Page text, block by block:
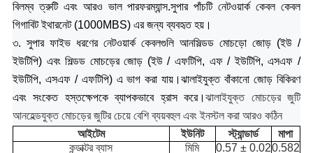
বিলম্ব ত্রুটি এবং আরও ভাল পারফরম্যান্স.সুপার পাঁচটি নেটওয়ার্ক কেবল কেবল
গিগাবিট ইথারনেট (1000MBS) এর জন্য ব্যবহৃত হয়।
৩. সুপার ফাইভ ধরণের নেটওয়ার্ক কেবলগুলি আনসিল্ডড মোচড়ো জোড় (ইউ /
ইউটিপি) এবং শিল্ডড মোচড়ের জোড় (ইউ / এফটিপি, এফ / ইউটিপি, এসএফ /
ইউটিপি, এসএফ / এফটিপি) এ ভাগ করা যায়।ঝালাইযুক্ত বাঁকানো জোড় বিকিরণ
এবং সংকেত হস্তক্ষেপকে ব্যাপকভাবে হ্রাস করে।ঝালাইযুক্ত মোচড়ের জুটি
আনহেল্ডযুক্ত মোচড়ের জুটির চেয়ে বেশি ব্যয়বহুল এবং ইনস্টল করা আরও কঠিন
আইটেম
ইউনিট স্ট্যান্ডার্ড
মাপা
কন্ডাক্টর ব্যাস
মিমি 0.57 ± 0.020.582